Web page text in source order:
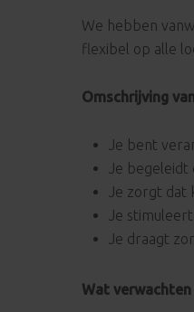
We hebben
flexibel op alle
Omschrijving
Je bent
Je begeleidt
Je zorgt dat
Je
Je draagt
Wat verwachten